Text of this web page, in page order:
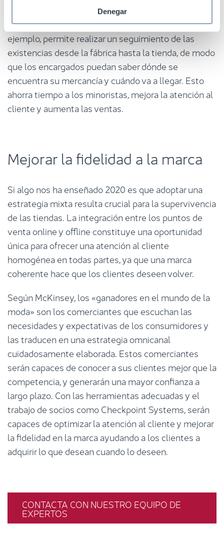
Denegar
cliente en las tiendas para que la reposición de
mercancía resulte más fácil, rápida y eficiente. Por
ejemplo, permite realizar un seguimiento de las
existencias desde la fábrica hasta la tienda, de modo
que los encargados puedan saber dónde se
encuentra su mercancía y cuándo va a llegar. Esto
ahorra tiempo a los minoristas, mejora la atención al
cliente y aumenta las ventas.
Mejorar la fidelidad a la marca
Si algo nos ha enseñado 2020 es que adoptar una
estrategia mixta resulta crucial para la supervivencia
de las tiendas. La integración entre los puntos de
venta online y offline constituye una oportunidad
única para ofrecer una atención al cliente
homogénea en todas partes, ya que una marca
coherente hace que los clientes deseen volver.
Según McKinsey, los «ganadores en el mundo de la
moda» son los comerciantes que escuchan las
necesidades y expectativas de los consumidores y
las traducen en una estrategia omnicanal
cuidadosamente elaborada. Estos comerciantes
serán capaces de conocer a sus clientes mejor que la
competencia, y generarán una mayor confianza a
largo plazo. Con las herramientas adecuadas y el
trabajo de socios como Checkpoint Systems, serán
capaces de optimizar la atención al cliente y mejorar
la fidelidad en la marca ayudando a los clientes a
adquirir lo que desean cuando lo deseen.
CONTACTA CON NUESTRO EQUIPO DE
EXPERTOS